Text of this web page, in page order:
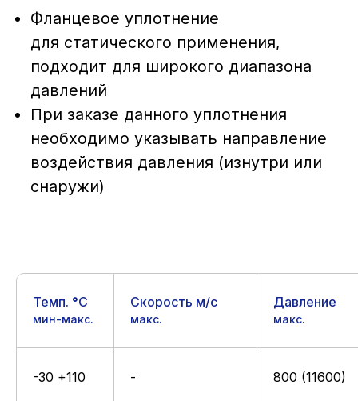
Темп. °C
мин-макс.
Скорость м/с
макс.
Давление
макс.
-30 +110 - 800 (11600)
Посадочное место и рекомендации